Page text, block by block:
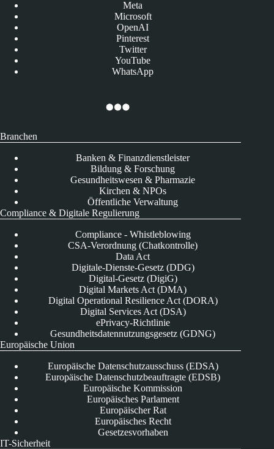
Meta
Microsoft
OpenAI
Pinterest
Twitter
YouTube
WhatsApp
Branchen
Banken & Finanzdienstleister
Bildung & Forschung
Gesundheitswesen & Pharmazie
Kirchen & NPOs
Öffentliche Verwaltung
Compliance & Digitale Regulierung
Compliance - Whistleblowing
CSA-Verordnung (Chatkontrolle)
Data Act
Digitale-Dienste-Gesetz (DDG)
Digital-Gesetz (DigiG)
Digital Markets Act (DMA)
Digital Operational Resilience Act (DORA)
Digital Services Act (DSA)
ePrivacy-Richtlinie
Gesundheitsdatennutzungsgesetz (GDNG)
Europäische Union
Europäische Datenschutzausschuss (EDSA)
Europäische Datenschutzbeauftragte (EDSB)
Europäische Kommission
Europäisches Parlament
Europäischer Rat
Europäisches Recht
Gesetzesvorhaben
IT-Sicherheit